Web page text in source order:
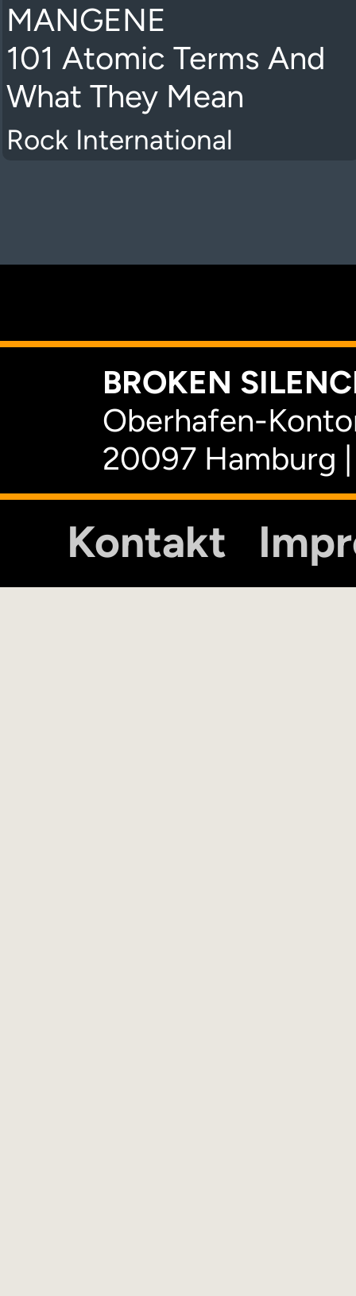
MANGENE
101 Atomic Terms And
What They Mean
Rock International
BROKEN
Oberhafen-
20097 Hamburg
Kontakt